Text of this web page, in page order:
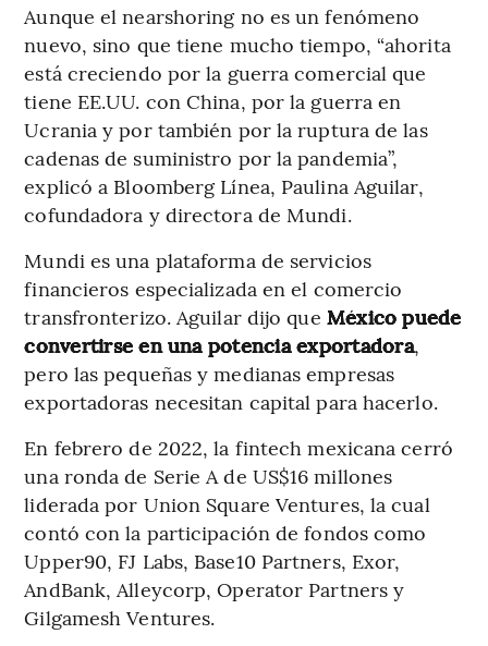
Aunque el nearshoring no es un fenómeno
nuevo, sino que tiene mucho tiempo, “ahorita
está creciendo por la guerra comercial que
tiene EE.UU. con China, por la guerra en
Ucrania y por también por la ruptura de las
cadenas de suministro por la pandemia”,
explicó a Bloomberg Línea, Paulina Aguilar,
cofundadora y directora de Mundi.
Mundi es una plataforma de servicios
financieros especializada en el comercio
transfronterizo. Aguilar dijo que México puede
convertirse en una potencia exportadora,
pero las pequeñas y medianas empresas
exportadoras necesitan capital para hacerlo.
En febrero de 2022, la fintech mexicana cerró
una ronda de Serie A de US$16 millones
liderada por Union Square Ventures, la cual
contó con la participación de fondos como
Upper90, FJ Labs, Base10 Partners, Exor,
AndBank, Alleycorp, Operator Partners y
Gilgamesh Ventures.